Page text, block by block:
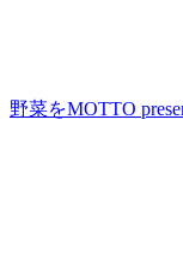
野菜をMOTTO